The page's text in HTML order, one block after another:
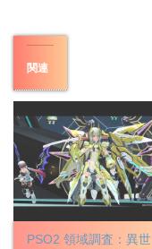
中…
関連
PSO2 領域調査：異世